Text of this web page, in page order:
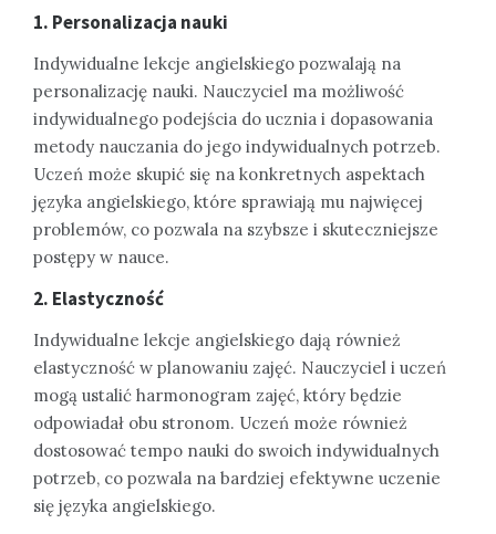
1. Personalizacja nauki
Indywidualne lekcje angielskiego pozwalają na
personalizację nauki. Nauczyciel ma możliwość
indywidualnego podejścia do ucznia i dopasowania
metody nauczania do jego indywidualnych potrzeb.
Uczeń może skupić się na konkretnych aspektach
języka angielskiego, które sprawiają mu najwięcej
problemów, co pozwala na szybsze i skuteczniejsze
postępy w nauce.
2. Elastyczność
Indywidualne lekcje angielskiego dają również
elastyczność w planowaniu zajęć. Nauczyciel i uczeń
mogą ustalić harmonogram zajęć, który będzie
odpowiadał obu stronom. Uczeń może również
dostosować tempo nauki do swoich indywidualnych
potrzeb, co pozwala na bardziej efektywne uczenie
się języka angielskiego.